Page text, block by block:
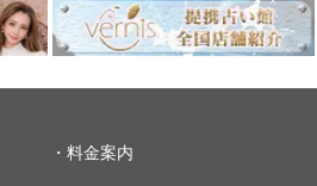
・料金案内